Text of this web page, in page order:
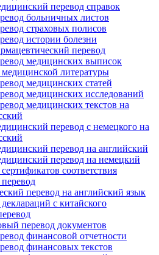
перевод справок
больничных листов
страховых полисов
истории болезни
перевод
медицинских выписок
литературы
медицинских статей
медицинских исследований
медицинских текстов на
перевод с немецкого на
перевод на английский
перевод на немецкий
соответствия
перевод на английский язык
с китайского
перевод документов
финансовой отчетности
финансовых текстов